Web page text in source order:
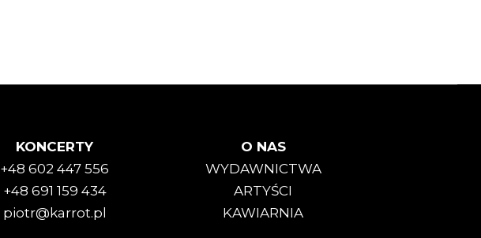
KONCERTY
+48 602 447 556
+48 691 159 434
piotr@karrot.pl
O NAS
WYDAWNICTWA
ARTYŚCI
KAWIARNIA